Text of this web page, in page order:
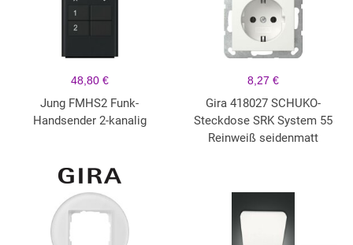
48,80 €
Jung FMHS2 Funk-
Handsender 2-kanalig
8,27 €
Gira 418027 SCHUKO-
Steckdose SRK System 55
Reinweiß seidenmatt